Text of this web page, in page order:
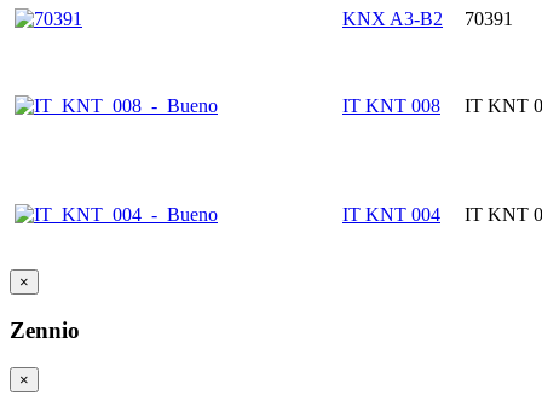
KNX A3-B2 70391
IT KNT 008 IT KNT
IT KNT 004 IT KNT
×
Zennio
×